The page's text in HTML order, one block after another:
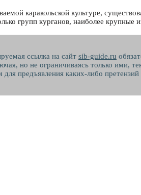
каракольской культуре,
групп курганов, наиболее
ссылка на сайт sib-guide.ru
но не ограничиваясь только ими,
предъявления каких-либо